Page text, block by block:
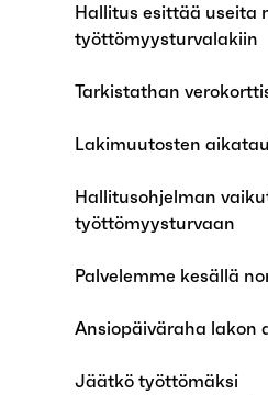
Hallitus esittää useita
työttömyysturvalakiin
Tarkistathan
Lakimuutosten
Hallitusohjelman
työttömyysturvaan
Palvelemme kesällä
Ansiopäiväraha lakon
Jäätkö työttömäksi